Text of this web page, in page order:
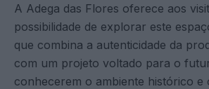
A Adega das Flores oferece aos
possibilidade de explorar este
que combina a autenticidade da
com um projeto voltado para o
conhecerem o ambiente histórico e